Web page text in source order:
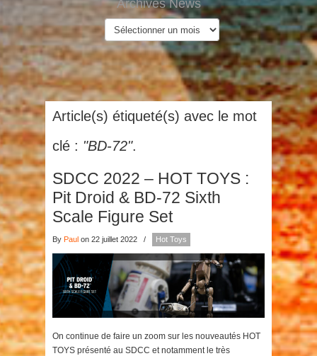
Archives News
Article(s) étiqueté(s) avec le mot
clé : "BD-72".
SDCC 2022 – HOT TOYS :
Pit Droid & BD-72 Sixth
Scale Figure Set
By Paul on 22 juillet 2022 / Hot Toys
On continue de faire un zoom sur les nouveautés HOT
TOYS présenté au SDCC et notamment le très